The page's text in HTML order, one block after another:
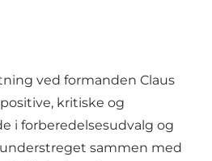
ved formanden Claus
kritiske og
i forberedelsesudvalg og
sammen med